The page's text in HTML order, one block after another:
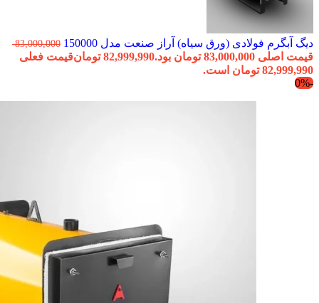
دیگ آبگرم فولادی (ورق سیاه) آراز صنعت مدل 150000 83,000,000
قیمت اصلی 83,000,000 تومان بود. 82,999,990 تومانقیمت فعلی
82,999,990 تومان است.
-0%